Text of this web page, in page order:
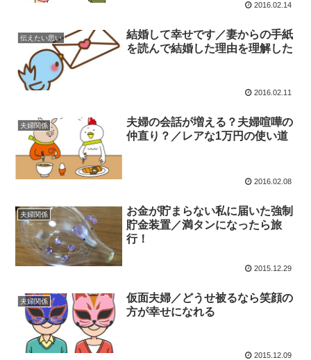
2016.02.14
伝えたい思い
結婚して幸せです／妻からの手紙
を読んで結婚した理由を理解した
2016.02.11
夫婦関係
夫婦の会話が増える？夫婦喧嘩の
仲直り？／レアな1万円の使い道
2016.02.08
夫婦関係
お金が貯まらない私に届いた強制
貯金装置／満タンになったら旅
行！
2015.12.29
夫婦関係
仮面夫婦／どうせ被るなら笑顔の
方が幸せになれる
2015.12.09